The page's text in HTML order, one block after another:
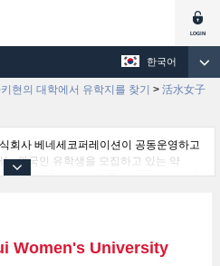
한국어
현의 대학에서 유학지를 찾기 > 活水女子
회사 베네세코퍼레이션이 공동운영하고
외국인 유학생을 모집하고 있는 약
・전문학교의 정보를 게재하고 있습니
학부및Nursing 학부 등의 학부별 정
, 시설안내, 교통정보 등 외국인 유학생
있으므로 많이 이용해 주시기 바랍니
Women's University